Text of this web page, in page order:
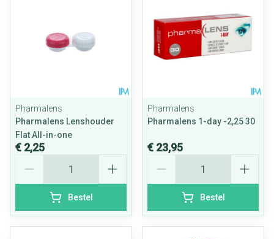
Pharmalens
Pharmalens Lenshouder
Flat All-in-one
€ 2,25
Bestel
Pharmalens
Pharmalens 1-day -2,25 30
€ 23,95
Bestel